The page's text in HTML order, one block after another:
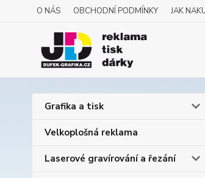
O NÁS OBCHODNÍ PODMÍNKY JAK
Grafika a tisk
Velkoplošná reklama
Laserové gravírování a řezání